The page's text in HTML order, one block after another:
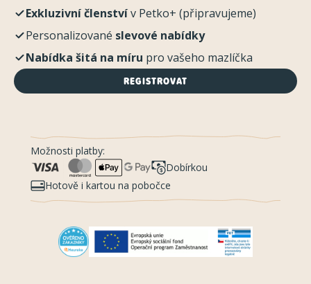
Exkluzivní členstvív Petko+ (připravujeme)
Personalizované slevové nabídky
Nabídka šitá na míru pro vašeho mazlíčka
REGISTROVAT
Možnosti platby:
Dobírkou
Hotově i kartou na pobočce